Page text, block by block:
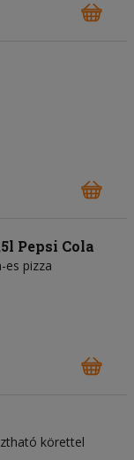
Pepsi Cola
es pizza
körettel